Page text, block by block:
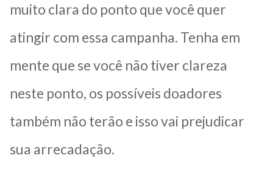
muito clara do ponto que você quer
atingir com essa campanha. Tenha em
mente que se você não tiver clareza
neste ponto, os possíveis doadores
também não terão e isso vai prejudicar
sua arrecadação.